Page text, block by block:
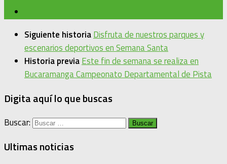
Siguiente historiaDisfruta de nuestros parques y
escenarios deportivos en Semana Santa
Historia previaEste fin de semana se realiza en
Bucaramanga Campeonato Departamental de Pista
Digita aquí lo que buscas
Buscar:
Ultimas noticias